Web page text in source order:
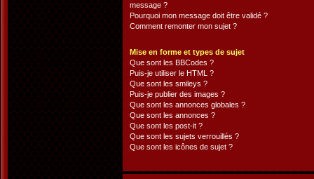
message ?
Pourquoi mon message doit être validé ?
Comment remonter mon sujet ?
Mise en forme et types de sujet
Que sont les BBCodes ?
Puis-je utiliser le HTML ?
Que sont les smileys ?
Puis-je publier des images ?
Que sont les annonces globales ?
Que sont les annonces ?
Que sont les post-it ?
Que sont les sujets verrouillés ?
Que sont les icônes de sujet ?